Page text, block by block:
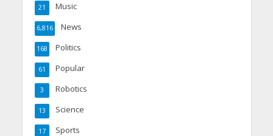
Music
21
News
6,816
Politics
168
Popular
61
Robotics
3
Science
13
Sports
17